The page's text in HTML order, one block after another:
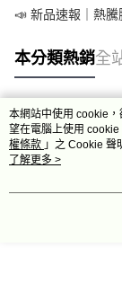
📣 新品速報｜熱騰
本分類熱銷全
熱門標籤
本網站中使用 cookie
望在電腦上使用
權條款 」之 Cookie 聲
用條款之 Cookie 聲明
了解更多 >